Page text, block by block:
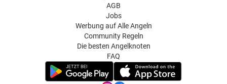
AGB
Jobs
Werbung auf Alle Angeln
Community Regeln
Die besten Angelknoten
FAQ